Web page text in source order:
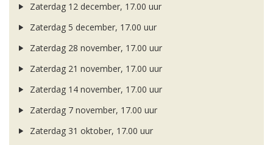
Zaterdag 12 december, 17.00 uur
Zaterdag 5 december, 17.00 uur
Zaterdag 28 november, 17.00 uur
Zaterdag 21 november, 17.00 uur
Zaterdag 14 november, 17.00 uur
Zaterdag 7 november, 17.00 uur
Zaterdag 31 oktober, 17.00 uur